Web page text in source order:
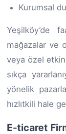
Kurumsal
Yeşilköy’de
mağazalar ve
veya özel
sıkça
yönelik
hızlıtkili hale
E-ticaret